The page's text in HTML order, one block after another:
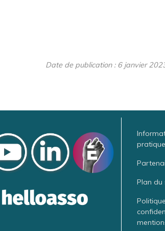
Date de publication : 6 janvier
Plan du